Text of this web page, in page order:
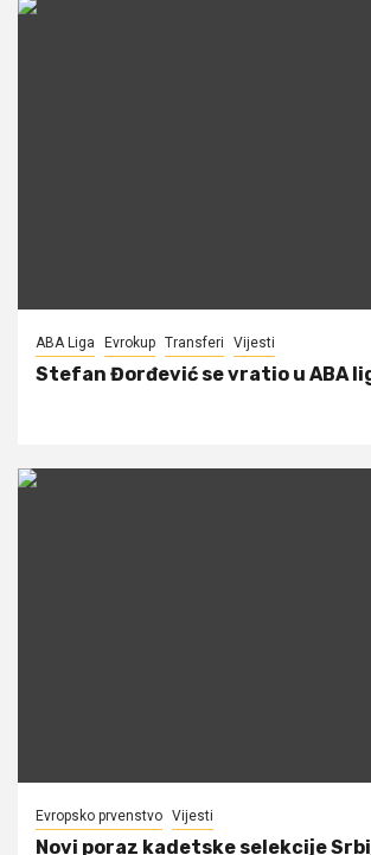
ABA Liga Evrokup Transferi Vijesti
Stefan Đorđević se vratio u ABA
Evropsko prvenstvo Vijesti
Novi poraz kadetske selekcije